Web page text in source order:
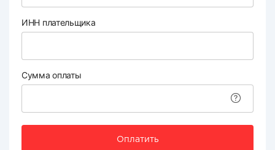
ИНН плательщика
Сумма оплаты
Оплатить